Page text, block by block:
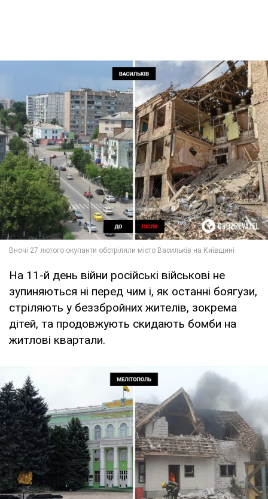
На 11-й день війни російські військові не
зупиняються ні перед чим і, як останні боягузи,
стріляють у беззбройних жителів, зокрема
дітей, та продовжують скидають бомби на
житлові квартали.